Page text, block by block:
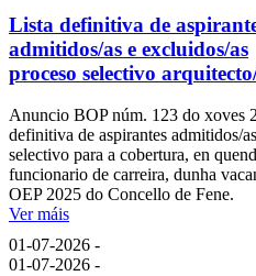
Lista definitiva de
admitidos/as e excluidos/as
proceso selectivo
Anuncio BOP núm. 123 do xoves
definitiva de aspirantes admitidos/
selectivo para a cobertura, en
funcionario de carreira, dunha
OEP 2025 do Concello de Fene.
Ver máis
01-07-2026 -
01-07-2026 -